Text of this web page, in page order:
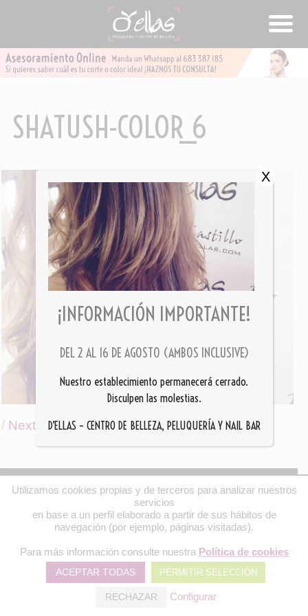
SHATUSH-COLOR_6
/ Next Image
- PELUQUERÍA D'ELLAS ® 949 21 04 88 || WEB DESARROLLADA POR
POLÍTICA DE PRIVACIDAD Y AVISOS LEGALES
Utilizamos cookies propias y de terceros para analizar nuestros
servicios
en base a un perfil elaborado a partir de sus hábitos de
navegación (por ejemplo, páginas visitadas).
Para más información consulte nuestra Política de cookies
ACEPTAR TODAS PERMITIR SELECCIÓN
RECHAZAR Configurar
¡INFORMACIÓN IMPORTANTE!
DEL 2 AL 16 DE AGOSTO (AMBOS INCLUSIVE)
Nuestro establecimiento permanecerá cerrado.
Disculpen las molestias.
D’ELLAS – CENTRO DE BELLEZA, PELUQUERÍA Y NAIL BAR
X